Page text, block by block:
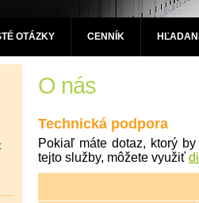
OTÁZKY CENNÍK
O nás
Technická podpora
Pokiaľ máte dotaz, ktorý
tejto služby, môžete využiť